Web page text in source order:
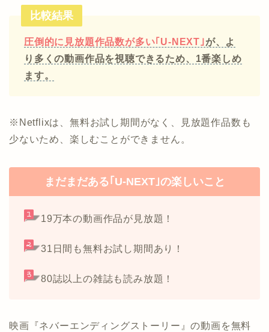
比較結果
圧倒的に見放題作品数が多い｢U-NEXT｣ が、よ
り多くの動画作品を視聴できるため、1番楽しめ
ます。
※Netflixは、無料お試し期間がなく、見放題作品数も
少ないため、楽しむことができません。
まだまだある｢U-NEXT｣の楽しいこと
19万本の動画作品が見放題！
31日間も無料お試し期間あり！
80誌以上の雑誌も読み放題！
映画『ネバーエンディングストーリー』の動画を無料